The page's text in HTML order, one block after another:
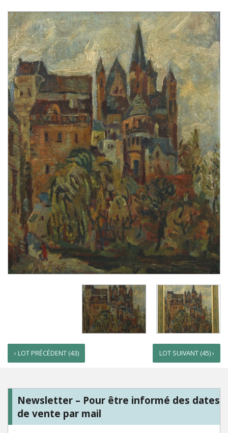
‹ LOT PRÉCÉDENT (43) LOT SUIVANT (45) ›
Newsletter – Pour être informé des dates
de vente par mail